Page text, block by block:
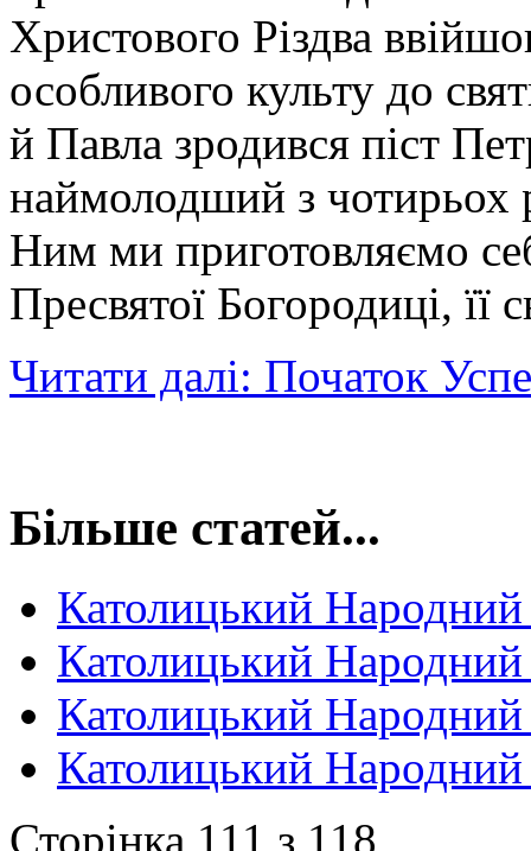
Христового Різдва
особливого культу до
й Павла зродився піст
наймолодший з чотирьох
Ним ми приготовляємо
Пресвятої Богородиці, її
Читати далі: Початок
Більше статей...
Католицький
Католицький
Католицький
Католицький
Сторінка 111 з 118